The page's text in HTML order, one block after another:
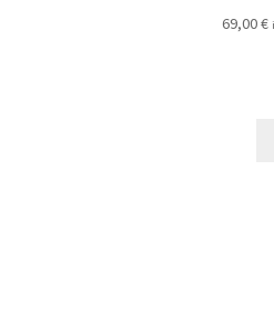
69,00€